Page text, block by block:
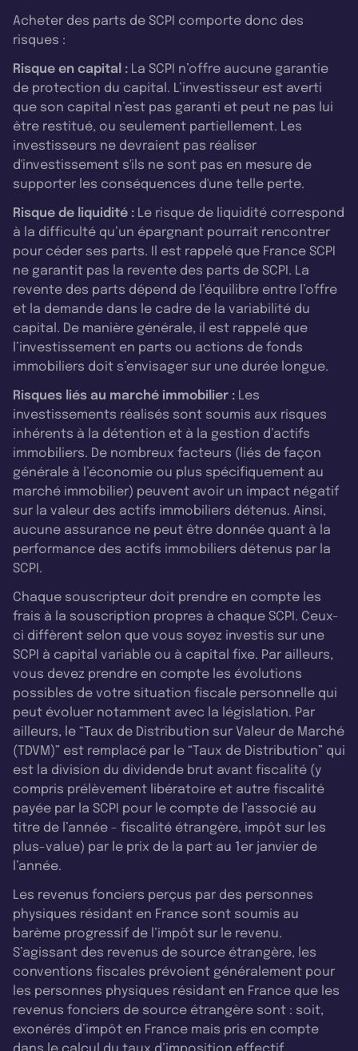
Acheter des parts de SCPI comporte donc des
risques :
Risque en capital : La SCPI n’offre aucune garantie
de protection du capital. L’investisseur est averti
que son capital n’est pas garanti et peut ne pas lui
être restitué, ou seulement partiellement. Les
investisseurs ne devraient pas réaliser
d'investissement s'ils ne sont pas en mesure de
supporter les conséquences d'une telle perte.
Risque de liquidité : Le risque de liquidité correspond
à la difficulté qu’un épargnant pourrait rencontrer
pour céder ses parts. Il est rappelé que France SCPI
ne garantit pas la revente des parts de SCPI. La
revente des parts dépend de l’équilibre entre l’offre
et la demande dans le cadre de la variabilité du
capital. De manière générale, il est rappelé que
l’investissement en parts ou actions de fonds
immobiliers doit s’envisager sur une durée longue.
Risques liés au marché immobilier : Les
investissements réalisés sont soumis aux risques
inhérents à la détention et à la gestion d’actifs
immobiliers. De nombreux facteurs (liés de façon
générale à l’économie ou plus spécifiquement au
marché immobilier) peuvent avoir un impact négatif
sur la valeur des actifs immobiliers détenus. Ainsi,
aucune assurance ne peut être donnée quant à la
performance des actifs immobiliers détenus par la
SCPI.
Chaque souscripteur doit prendre en compte les
frais à la souscription propres à chaque SCPI. Ceux-
ci diffèrent selon que vous soyez investis sur une
SCPI à capital variable ou à capital fixe. Par ailleurs,
vous devez prendre en compte les évolutions
possibles de votre situation fiscale personnelle qui
peut évoluer notamment avec la législation. Par
ailleurs, le “Taux de Distribution sur Valeur de Marché
(TDVM)” est remplacé par le “Taux de Distribution” qui
est la division du dividende brut avant fiscalité (y
compris prélèvement libératoire et autre fiscalité
payée par la SCPI pour le compte de l’associé au
titre de l’année - fiscalité étrangère, impôt sur les
plus-value) par le prix de la part au 1er janvier de
l’année.
Les revenus fonciers perçus par des personnes
physiques résidant en France sont soumis au
barème progressif de l’impôt sur le revenu.
S’agissant des revenus de source étrangère, les
conventions fiscales prévoient généralement pour
les personnes physiques résidant en France que les
revenus fonciers de source étrangère sont : soit,
exonérés d’impôt en France mais pris en compte